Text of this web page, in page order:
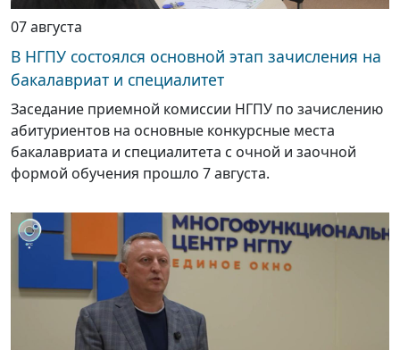
07 августа
В НГПУ состоялся основной этап зачисления на
бакалавриат и специалитет
Заседание приемной комиссии НГПУ по зачислению
абитуриентов на основные конкурсные места
бакалавриата и специалитета с очной и заочной
формой обучения прошло 7 августа.